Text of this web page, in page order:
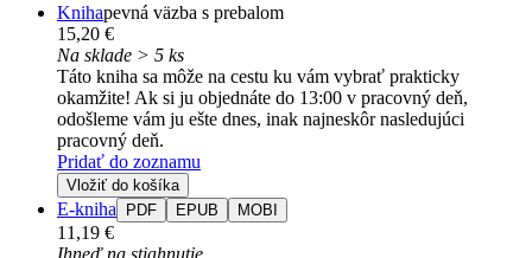
Knihapevná väzba s prebalom
15,20 €
Na sklade > 5 ks
Táto kniha sa môže na cestu ku vám vybrať prakticky
okamžite! Ak si ju objednáte do 13:00 v pracovný deň,
odošleme vám ju ešte dnes, inak najneskôr nasledujúci
pracovný deň.
Pridať do zoznamu
Vložiť do košíka
E-kniha PDF EPUB MOBI
11,19 €
Ihneď na stiahnutie